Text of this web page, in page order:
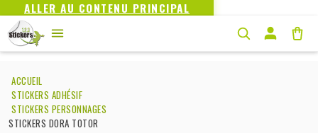
ALLER AU CONTENU PRINCIPAL
ACCUEIL
STICKERS ADHÉSIF
STICKERS PERSONNAGES
STICKERS DORA TOTOR